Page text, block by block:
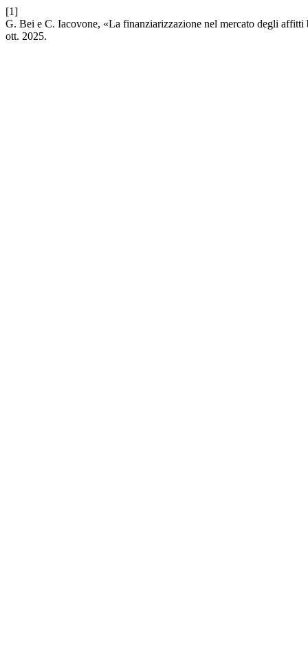
[1]
G. Bei e C. Iacovone, «La finanziarizzazione nel mercato degli
ott. 2025.